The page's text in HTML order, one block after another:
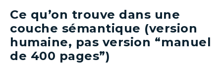
Ce qu’on trouve dans une
couche sémantique (version
humaine, pas version “manuel
de 400 pages”)